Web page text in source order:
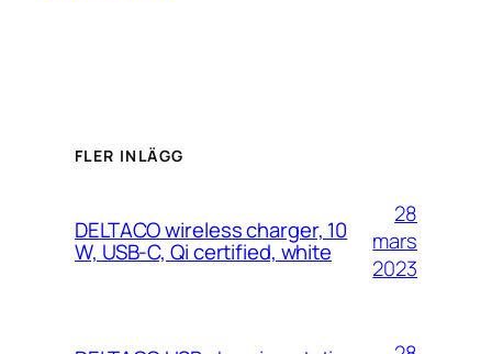
FLER INLÄGG
DELTACO wireless charger, 10
W, USB-C, Qi certified, white
28
mars
2023